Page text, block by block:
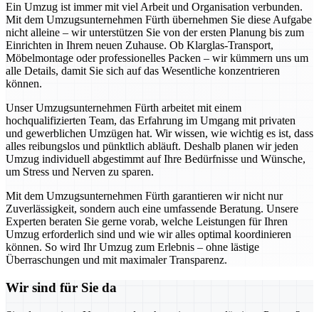
Ein Umzug ist immer mit viel Arbeit und Organisation verbunden.
Mit dem Umzugsunternehmen Fürth übernehmen Sie diese Aufgabe
nicht alleine – wir unterstützen Sie von der ersten Planung bis zum
Einrichten in Ihrem neuen Zuhause. Ob Klarglas-Transport,
Möbelmontage oder professionelles Packen – wir kümmern uns um
alle Details, damit Sie sich auf das Wesentliche konzentrieren
können.
Unser Umzugsunternehmen Fürth arbeitet mit einem
hochqualifizierten Team, das Erfahrung im Umgang mit privaten
und gewerblichen Umzügen hat. Wir wissen, wie wichtig es ist, dass
alles reibungslos und pünktlich abläuft. Deshalb planen wir jeden
Umzug individuell abgestimmt auf Ihre Bedürfnisse und Wünsche,
um Stress und Nerven zu sparen.
Mit dem Umzugsunternehmen Fürth garantieren wir nicht nur
Zuverlässigkeit, sondern auch eine umfassende Beratung. Unsere
Experten beraten Sie gerne vorab, welche Leistungen für Ihren
Umzug erforderlich sind und wie wir alles optimal koordinieren
können. So wird Ihr Umzug zum Erlebnis – ohne lästige
Überraschungen und mit maximaler Transparenz.
Wir sind für Sie da